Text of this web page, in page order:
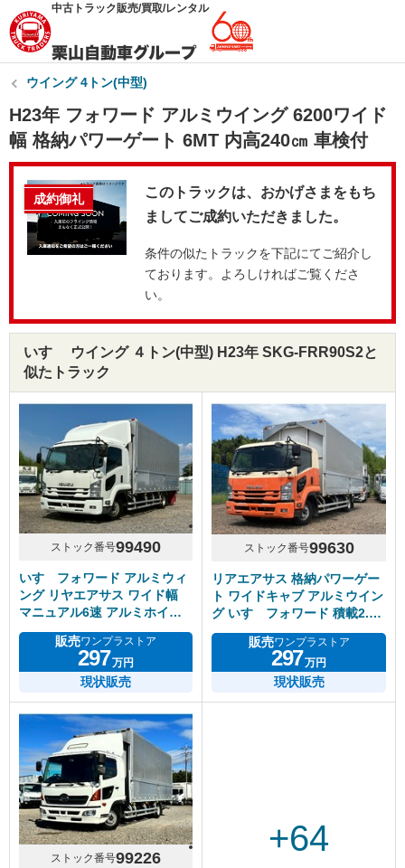
中古トラック販売/買取/レンタル
ウイング 4トン(中型)
H23年 フォワード アルミウイング 6200ワイド
幅 格納パワーゲート 6MT 内高240㎝ 車検付
成約御礼
このトラックは、おかげさまをもち
ましてご成約いただきました。
条件の似たトラックを下記にてご紹介し
ております。よろしければご覧くださ
い。
いすゞ ウイング ４トン(中型) H23年 SKG-FRR90S2と
似たトラック
ストック番号99490
いすゞフォワード アルミウィ
ング リヤエアサス ワイド幅
マニュアル6速 アルミホイー
ル
販売ワンプラストア
297万円
現状販売
ストック番号99630
リアエアサス 格納パワーゲー
ト ワイドキャブ アルミウイン
グ いすゞフォワード 積載2.5
トン
販売ワンプラストア
297万円
現状販売
ストック番号99226
+64